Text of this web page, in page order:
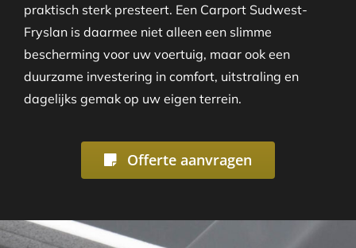
praktisch sterk presteert. Een Carport Sudwest-
Fryslan is daarmee niet alleen een slimme
bescherming voor uw voertuig, maar ook een
duurzame investering in comfort, uitstraling en
dagelijks gemak op uw eigen terrein.
Offerte aanvragen